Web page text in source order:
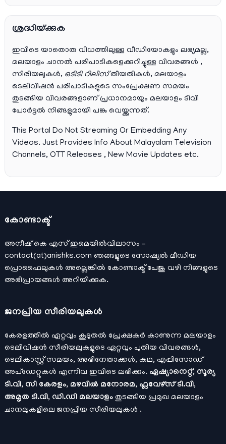
ശ്രദ്ധിയ്ക്കുക
ഇവിടെ യാതൊരു വിധത്തിലുള്ള വീഡിയോകളും ലഭ്യമല്ല,
മലയാളം ചാനല്‍ പരിപാടികളെക്കുറിച്ചുള്ള വിവരങ്ങള്‍ ,
സീരിയലുകള്‍, ഒടിടി റിലീസ്തീയതികള്‍, മലയാളം
ടെലിവിഷന്‍ പരിപാടികളുടെ സംപ്രേക്ഷണ സമയം
തുടങ്ങിയ വിവരങ്ങളാണ് പ്രധാനമായും മലയാളം ടിവി
പോര്‍ട്ടല്‍ നിങ്ങളുമായി പങ്കു വെയ്ക്കുന്നത്.
This Portal Do Not Streaming Or Embedding Any
Videos. Just Provides Info About Malayalam Television
Channels, OTT Releases , New Movie Updates etc.
കോണ്ടാക്ട്
അനീഷ്‌ കെ എസ് ഇമെയില്‍വിലാസം –
contact(at)anishks.com ഞങ്ങളുടെ സോഷ്യല്‍ മീഡിയ
പ്രൊഫൈലുകള്‍ അല്ലെങ്കില്‍ കോണ്ടാക്ട്പേജു വഴി നിങ്ങളുടെ
അഭിപ്രായങ്ങള്‍ അറിയിക്കുക.
ജനപ്രിയ സീരിയലുകള്‍
കേരളത്തിൽ ഏറ്റവും കൂടുതൽ പ്രേക്ഷകർ കാണുന്ന മലയാളം
ടെലിവിഷൻ സീരിയലുകളുടെ ഏറ്റവും പുതിയ വിവരങ്ങൾ,
ടെലികാസ്റ്റ് സമയം, അഭിനേതാക്കൾ, കഥ, എപ്പിസോഡ്
അപ്ഡേറ്റുകൾ എന്നിവ ഇവിടെ ലഭിക്കും. ഏഷ്യാനെറ്റ്, സൂര്യ
ടി.വി, സീ കേരളം, മഴവിൽ മനോരമ, ഫ്ലവേഴ്സ് ടി.വി,
അമൃത ടി.വി, ഡി.ഡി മലയാളം തുടങ്ങിയ പ്രമുഖ മലയാളം
ചാനലുകളിലെ ജനപ്രിയ സീരിയലുകൾ .